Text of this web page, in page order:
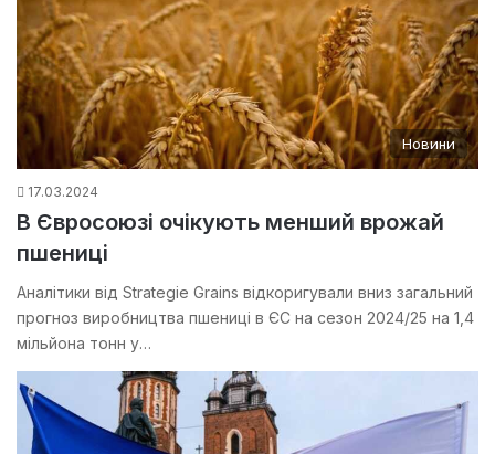
Новини
17.03.2024
В Євросоюзі очікують менший врожай
пшениці
Аналітики від Strategie Grains відкоригували вниз загальний
прогноз виробництва пшениці в ЄС на сезон 2024/25 на 1,4
мільйона тонн у…